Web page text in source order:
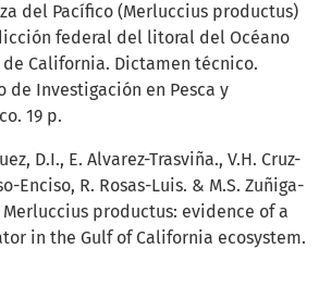
del Pacífico (Merluccius productus)
federal del litoral del Océano
de California. Dictamen técnico.
de Investigación en Pesca y
19 p.
D.I., E. Alvarez-Trasviña., V.H. Cruz-
Enciso, R. Rosas-Luis. & M.S. Zuñiga-
Merluccius productus: evidence of a
in the Gulf of California ecosystem.